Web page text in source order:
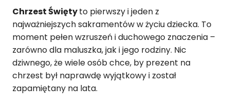
Chrzest Świętyto pierwszy i jeden z
najważniejszych sakramentów w życiu dziecka. To
moment pełen wzruszeń i duchowego znaczenia –
zarówno dla maluszka, jak i jego rodziny. Nic
dziwnego, że wiele osób chce, by prezent na
chrzest był naprawdę wyjątkowy i został
zapamiętany na lata.